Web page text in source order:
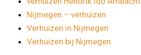
Nijmegen – verhuizen
Verhuizen in Nijmegen
Verhuizen bij Nijmegen